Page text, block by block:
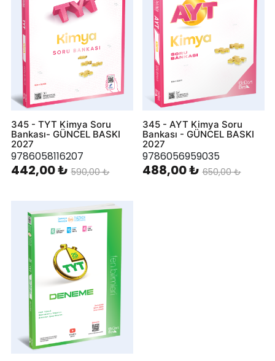
345 - TYT Kimya Soru
Bankası- GÜNCEL BASKI
2027
9786058116207
442,00 ₺ 590,00 ₺
345 - AYT Kimya Soru
Bankası - GÜNCEL BASKI
2027
9786056959035
488,00 ₺ 650,00 ₺